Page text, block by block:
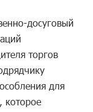
досуговый
торгов
для
которое